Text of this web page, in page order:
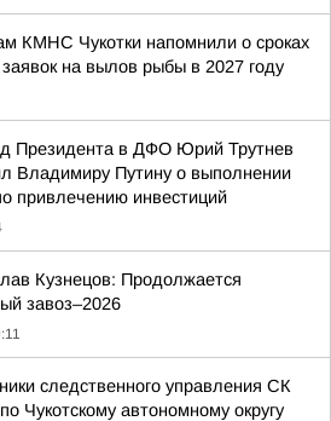
КМНС Чукотки напомнили о сроках
на вылов рыбы в 2027 году
Президента в ДФО Юрий Трутнев
Владимиру Путину о выполнении
привлечению инвестиций
Кузнецов: Продолжается
завоз–2026
следственного управления СК
Чукотскому автономному округу